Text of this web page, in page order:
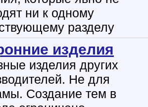
ни к одному
разделу
изделия
изделия других
Не для
Создание тем в